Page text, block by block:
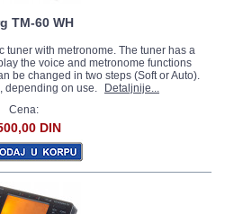
TM-60 WH
tuner with metronome. The tuner has a
the voice and metronome functions
be changed in two steps (Soft or Auto).
depending on use.
Detaljnije...
Cena:
DIN